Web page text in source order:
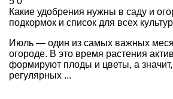
Какие удобрения нужны в саду и
подкормок и список для всех культур
Июль — один из самых важных
огороде. В это время растения
формируют плоды и цветы, а
регулярных ...